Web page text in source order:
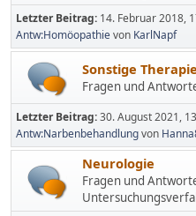
Letzter Beitrag: 14. Februar 2018,
Antw:Homöopathievon KarlNapf
Sonstige
Fragen und
Letzter Beitrag:30. August 2021,
Antw:Narbenbehandlungvon
Neurologie
Fragen und